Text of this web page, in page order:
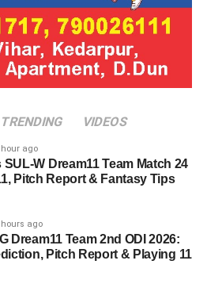
TRENDING VIDEOS
hour ago
SUL-W Dream11 Team Match 24
Pitch Report & Fantasy Tips
hours ago
Dream11 Team 2nd ODI 2026:
Pitch Report & Playing 11